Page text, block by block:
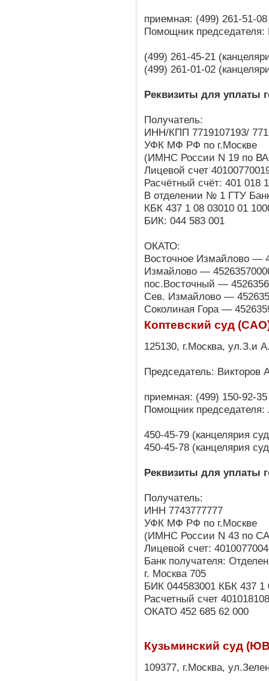
приемная: (499) 261-51-08
Помощник
(499) 261-45-21
(499) 261-01-02
Реквизиты для уплаты
Получатель:
ИНН/КПП 7719107193/
УФК МФ РФ по г.Москве
(ИМНС России N 19 по
Лицевой счет
Расчётный счёт: 401 018
В отделении № 1 ГТУ
КБК 437 1 08 03010 01
БИК: 044 583 001
ОКАТО:
Восточное Измайлово —
Измайлово —
пос.Восточный —
Сев. Измайлово —
Соколиная Гора —
Коптевский суд
125130, г.Москва, ул.З.и
Председатель: Викторов
приемная: (499) 150-92-35
Помощник
450-45-79 (канцелярия
450-45-78 (канцелярия
Реквизиты для уплаты
Получатель:
ИНН 7743777777
УФК МФ РФ по г.Москве
(ИМНС России N 43 по
Лицевой счет:
Банк получателя:
г. Москва 705
БИК 044583001 КБК 437 1
Расчетный счет
ОКАТО 452 685 62 000
Кузьминский суд
109377, г.Москва,